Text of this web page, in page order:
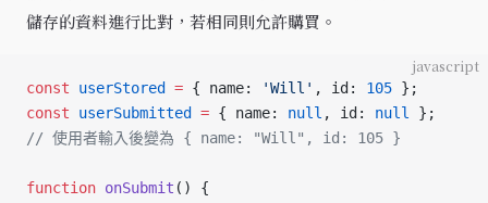
儲存的資料進行比對，若相同則允許購買。
javascript
const userStored = { name: 'Will' , id: 105 };
const userSubmitted = { name: null , id: null
};
// 使用者輸入後變為 { name: "Will", id: 105 }
function onSubmit () {